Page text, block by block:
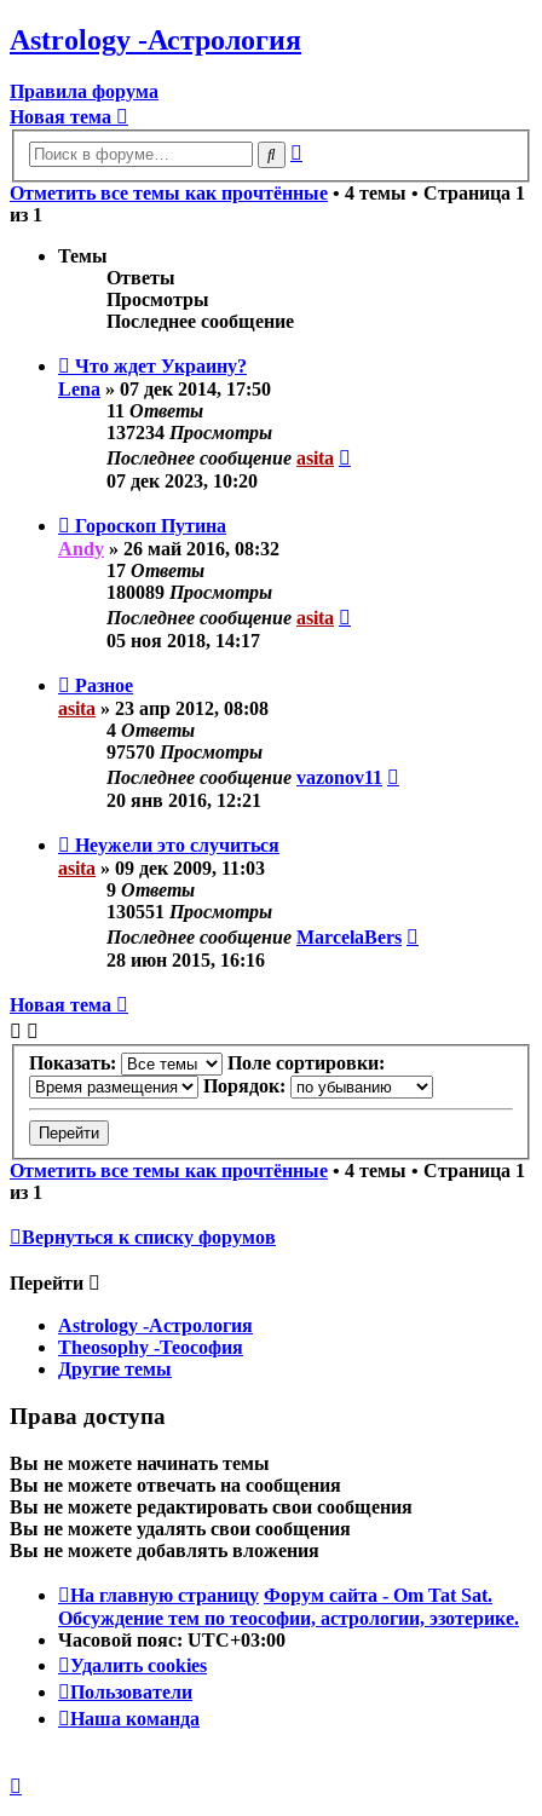
Astrology -Астрология
Правила форума
Новая тема
Поиск
Отметить все темы как прочтённые • 4 темы • Страница 1
из 1
Темы
Ответы
Просмотры
Последнее сообщение
Что ждет Украину?
Lena » 07 дек 2014, 17:50
11 Ответы
137234 Просмотры
Последнее сообщение asita
07 дек 2023, 10:20
Гороскоп Путина
Andy » 26 май 2016, 08:32
17 Ответы
180089 Просмотры
Последнее сообщение asita
05 ноя 2018, 14:17
Разное
asita » 23 апр 2012, 08:08
4 Ответы
97570 Просмотры
Последнее сообщение vazonov11
20 янв 2016, 12:21
Неужели это случиться
asita » 09 дек 2009, 11:03
9 Ответы
130551 Просмотры
Последнее сообщение MarcelaBers
28 июн 2015, 16:16
Новая тема
Показать:
Поле сортировки:
Порядок:
Отметить все темы как прочтённые • 4 темы • Страница 1
из 1
Вернуться к списку форумов
Перейти
Astrology -Астрология
Theosophy -Теософия
Другие темы
Права доступа
Вы не можете начинать темы
Вы не можете отвечать на сообщения
Вы не можете редактировать свои сообщения
Вы не можете удалять свои сообщения
Вы не можете добавлять вложения
На главную страницу Форум сайта - Om Tat Sat.
Обсуждение тем по теософии, астрологии, эзотерике.
Часовой пояс: UTC+03:00
Удалить cookies
Пользователи
Наша команда